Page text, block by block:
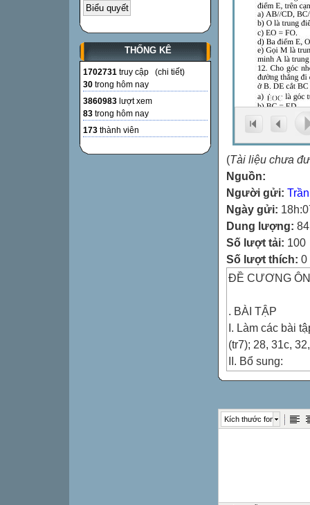
THỐNG KÊ
1702731 truy cập (chi tiết)
30 trong hôm nay
3860983 lượt xem
83 trong hôm nay
173 thành viên
(Tài liệu chưa
Nguồn:
Người gửi:
Ngày gửi:
Dung lượng:
Số lượt tải: 100
Số lượt thích: 0
ĐỀ CƯƠNG
. BÀI TẬP
I. Làm các bài
(tr7); 28, 31c,
II. Bổ sung:
1. Tính giá trị
b) 
c) 
Kích thước font